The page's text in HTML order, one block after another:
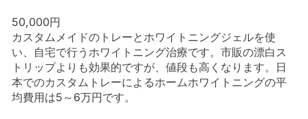
50,000円
カスタムメイドのトレーとホワイトニングジェルを使
い、自宅で行うホワイトニング治療です。市販の漂白ス
トリップよりも効果的ですが、値段も高くなります。日
本でのカスタムトレーによるホームホワイトニングの平
均費用は5～6万円です。